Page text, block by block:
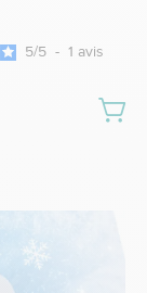
5/5 - 1 avis